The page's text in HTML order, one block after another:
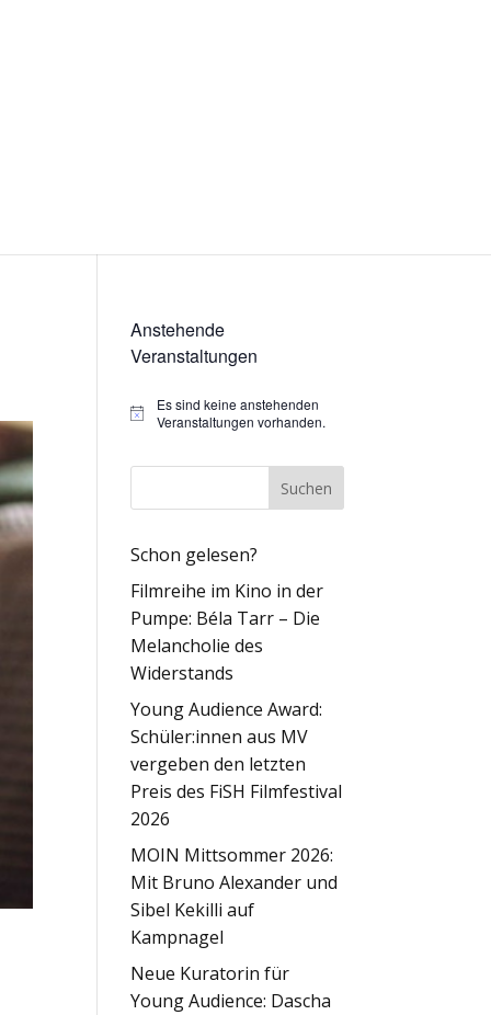
Anstehende
Veranstaltungen
Hinweis
Es sind keine anstehenden
Veranstaltungen vorhanden.
Schon gelesen?
Filmreihe im Kino in der
Pumpe: Béla Tarr – Die
Melancholie des
Widerstands
Young Audience Award:
Schüler:innen aus MV
vergeben den letzten
Preis des FiSH Filmfestival
2026
MOIN Mittsommer 2026:
Mit Bruno Alexander und
Sibel Kekilli auf
Kampnagel
Neue Kuratorin für
Young Audience: Dascha